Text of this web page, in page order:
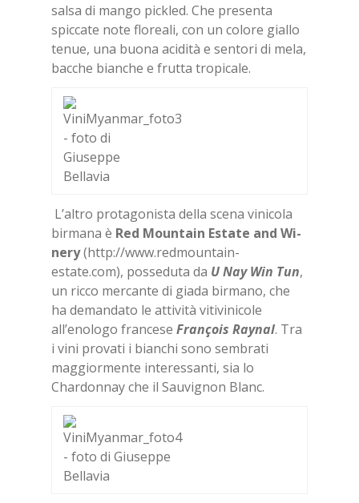
salsa di mango pickled. Che presenta
spiccate note floreali, con un colore giallo
tenue, una buona acidità e sentori di mela,
bacche bianche e frutta tropicale.
L’altro protagonista della scena vinicola
birmana è Red Moun­tain Esta­te and Wi­
ne­ry(http://www.redmountain-
estate.com), posseduta da U Nay Win Tun,
un ricco mercante di giada birmano, che
ha demandato le attività vitivinicole
all’enologo francese Fra­nçois Ray­nal. Tra
i vini provati i bianchi sono sembrati
maggiormente interessanti, sia lo
Chardonnay che il Sauvignon Blanc.